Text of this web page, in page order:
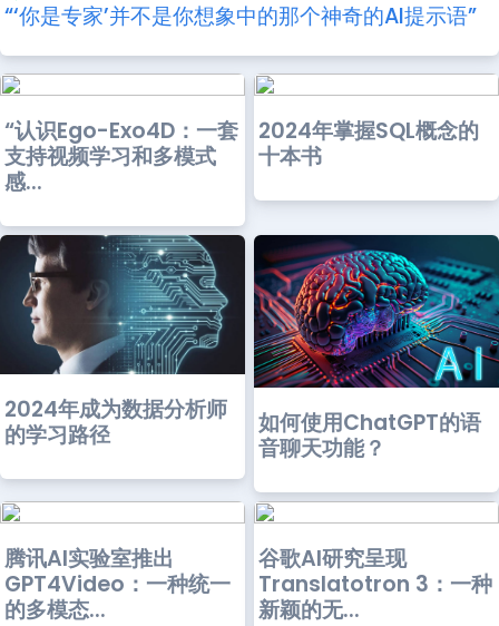
“‘你是专家’并不是你想象中的那个神奇的AI提示语”
“认识Ego-Exo4D：一套
支持视频学习和多模式
感...
2024年掌握SQL概念的
十本书
2024年成为数据分析师
的学习路径
如何使用ChatGPT的语
音聊天功能？
腾讯AI实验室推出
GPT4Video：一种统一
的多模态...
谷歌AI研究呈现
Translatotron 3：一种
新颖的无...